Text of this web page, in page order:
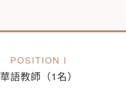
POSITION I
華語教師（1名）